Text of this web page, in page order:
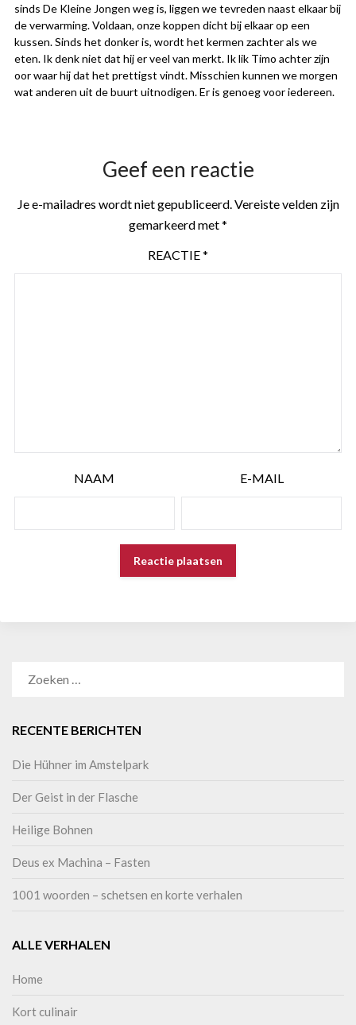
sinds De Kleine Jongen weg is, liggen we tevreden naast elkaar bij
de verwarming. Voldaan, onze koppen dicht bij elkaar op een
kussen. Sinds het donker is, wordt het kermen zachter als we
eten. Ik denk niet dat hij er veel van merkt. Ik lik Timo achter zijn
oor waar hij dat het prettigst vindt. Misschien kunnen we morgen
wat anderen uit de buurt uitnodigen. Er is genoeg voor iedereen.
Geef een reactie
Je e-mailadres wordt niet gepubliceerd. Vereiste velden zijn
gemarkeerd met*
REACTIE*
NAAM E-MAIL
RECENTE BERICHTEN
Die Hühner im Amstelpark
Der Geist in der Flasche
Heilige Bohnen
Deus ex Machina – Fasten
1001 woorden – schetsen en korte verhalen
ALLE VERHALEN
Home
Kort culinair